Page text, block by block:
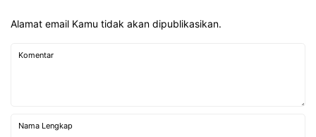
Alamat email Kamu tidak akan dipublikasikan.
Komentar
Nama Lengkap